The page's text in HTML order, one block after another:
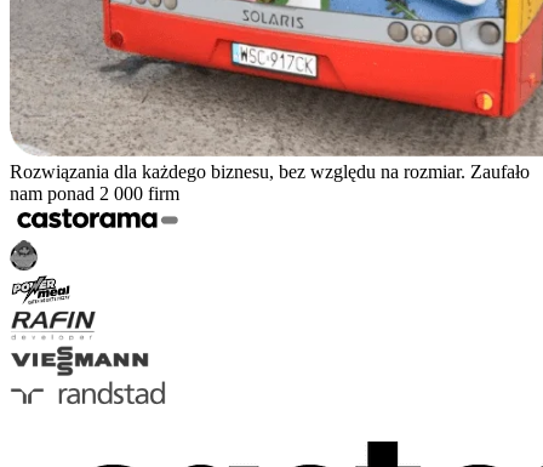
Rozwiązania dla każdego biznesu, bez względu na rozmiar. Zaufało
nam ponad 2 000 firm